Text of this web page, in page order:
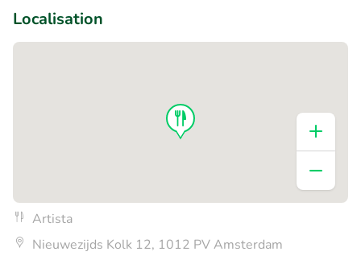
Localisation
Artista
Nieuwezijds Kolk 12, 1012 PV Amsterdam